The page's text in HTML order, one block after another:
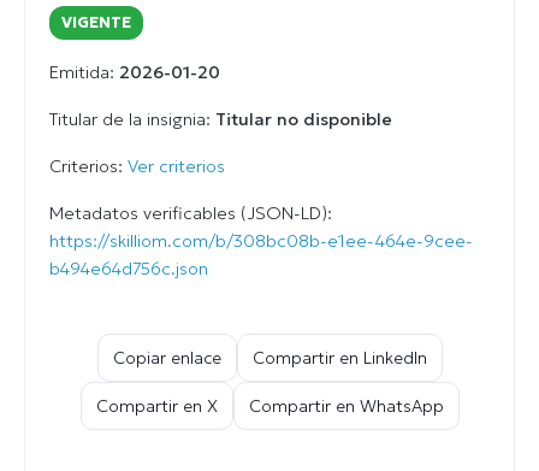
VIGENTE
Emitida: 2026-01-20
Titular de la insignia: Titular no disponible
Criterios: Ver criterios
Metadatos verificables (JSON-LD):
https://skilliom.com/b/308bc08b-e1ee-464e-9cee-
b494e64d756c.json
Copiar enlace Compartir en LinkedIn
Compartir en X Compartir en WhatsApp